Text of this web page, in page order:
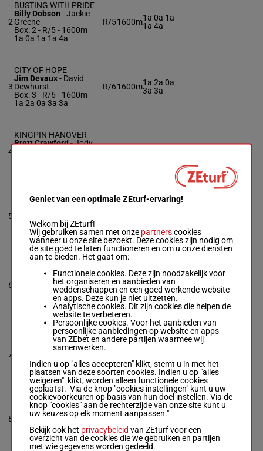
2
BUSTING WITH PRIDE
Billy Dobson -Jackie
Greene
Box: 2 - R/5 - 1600m
1a 0a 1a 1a 4a
R/51600m1a 0a 1a
1a 4a
3
CITY OF HOPE
Jim Devaux- David
Dewhurst
Box: 3 - R/6 - 1600m
1a 2a 0a 3a 3a
R/61600m1a 2a 0a
3a 3a
4
KINGPIN HANOVER
Brett Crawford-Jody
1a 1a 2a
5
DELAYED HANOVER
Box: 5 - H/8 - 1600m
4a 2a 3a (24) 3a 1a
6
HANOVER
Leon Bailey- Andy
R/8 - 1600m
1a 4a 1a 0a 0a
R/81600m1a 4a 1a
0a 0a
7
BILL BAUER
Chris Long-Nancy
Box: 7 -R/7 - 1600m
0a 1a 2a 1a 2a
8
ITSONEOFTHOSE
Dan Rawlings-Mike
Watson
Box: 8 -R/8 - 1600m
0a 0a 0a 1a 1a
R/81600m0a 0a 0a
Geniet van een optimale ZEturf-ervaring!
Welkom bij ZEturf!
Wij gebruiken samen met onze partnerscookies
wanneer u onze site bezoekt. Deze cookies zijn nodig om
de site goed te laten functioneren en om u onze diensten
aan te bieden. Het gaat om:
Functionele cookies. Deze zijn noodzakelijk voor
het organiseren en aanbieden van
weddenschappen en een goed werkende website
en apps. Deze kun je niet uitzetten.
Analytische cookies. Dit zijn cookies die helpen de
website te verbeteren.
Persoonlijke cookies. Voor het aanbieden van
persoonlijke aanbiedingen op website en apps
van ZEbet en andere partijen waarmee wij
samenwerken.
Indien u op "alles accepteren" klikt, stemt u in met het
plaatsen van deze soorten cookies. Indien u op "alles
weigeren" klikt, worden alleen functionele cookies
geplaatst. Via de knop "cookies instellingen" kunt u uw
cookievoorkeuren op basis van hun doel instellen. Via de
knop "cookies" aan de rechterzijde van onze site kunt u
uw keuzes op elk moment aanpassen."
Bekijk ook het privacybeleid van ZEturf voor een
overzicht van de cookies die we gebruiken en partijen
met wie gegevens worden gedeeld.